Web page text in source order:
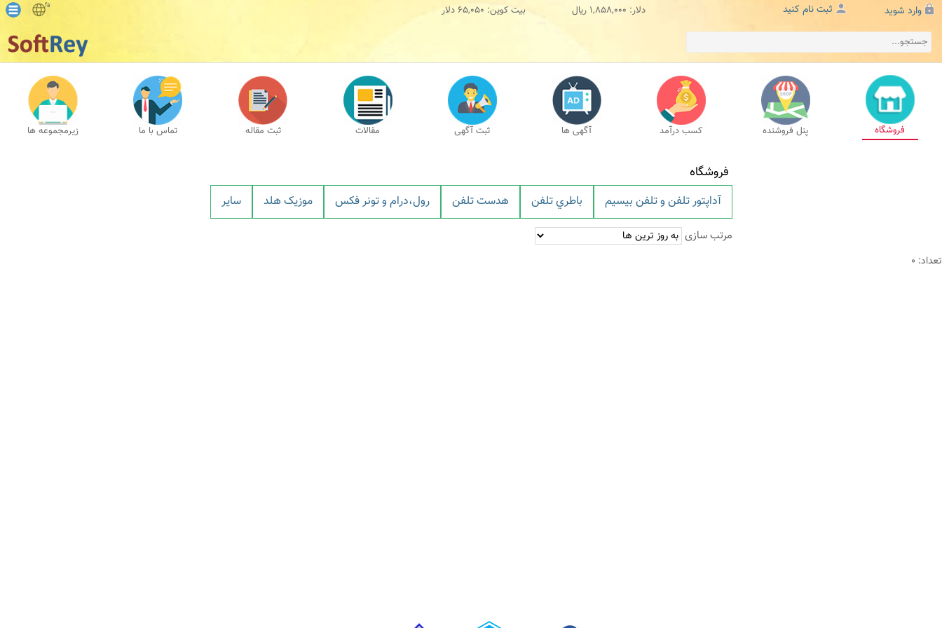
وارد شوید ثبت نام کنید fa
فروشگاه پنل فروشنده کسب درآمد آگهی ها ثبت آگهی مقالات ثبت مقاله تماس با ما زیرمجموعه ها
فروشگاه
ساير موزيک هلد رول،درام و تونر فکس هدست تلفن باطري تلفن آداپتور تلفن و تلفن بيسيم
مرتب سازی
تعداد: 0
دلار: 1,858,000 ریال بیت کوین: 65,050 دلار